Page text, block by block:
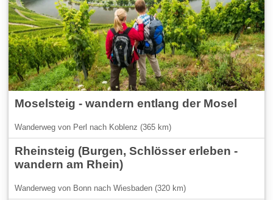
Moselsteig - wandern entlang der Mosel
Wanderweg von Perl nach Koblenz (365 km)
Rheinsteig (Burgen, Schlösser erleben -
wandern am Rhein)
Wanderweg von Bonn nach Wiesbaden (320 km)